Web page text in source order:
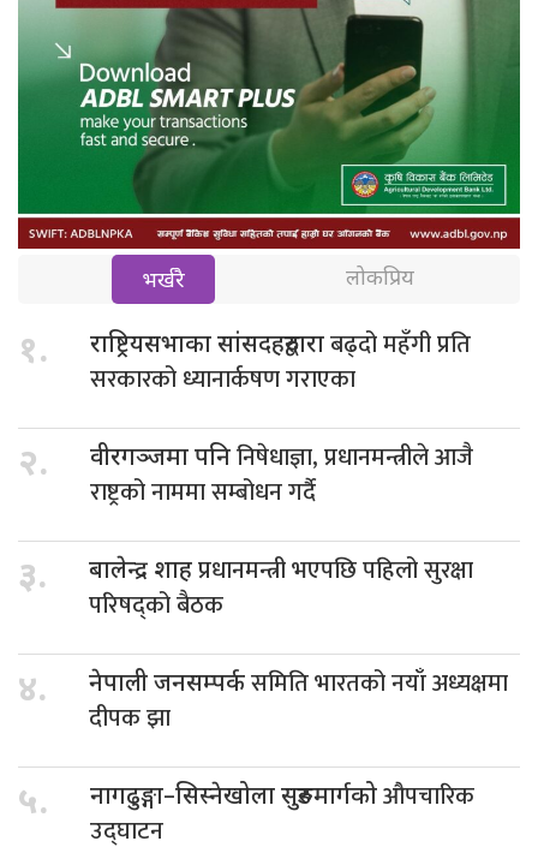
भर्खरै लोकप्रिय
१. राष्ट्रियसभाका सांसदहरुद्वाराबढ्दो महँगी प्रति
सरकारको ध्यानार्कषण गराएका
२. वीरगञ्जमा पनिनिषेधाज्ञा, प्रधानमन्त्रीले आजै
राष्ट्रको नाममा सम्बोधन गर्दै
३. बालेन्द्र शाहप्रधानमन्त्री भएपछि पहिलो सुरक्षा
परिषद्को बैठक
४. नेपाली जनसम्पर्कसमिति भारतको नयाँ अध्यक्षमा
दीपक झा
५. नागढुङ्गा–सिस्नेखोला सुरुङमार्गकोऔपचारिक
उद्घाटन